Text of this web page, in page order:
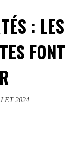
: LES
FONT
2024